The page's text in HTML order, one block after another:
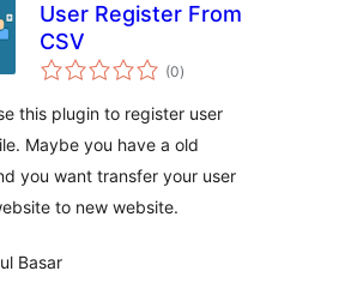
User Register From
CSV
(0total
de
)
this plugin to register user
Maybe you have a old
you want transfer your user
to new website.
Basar